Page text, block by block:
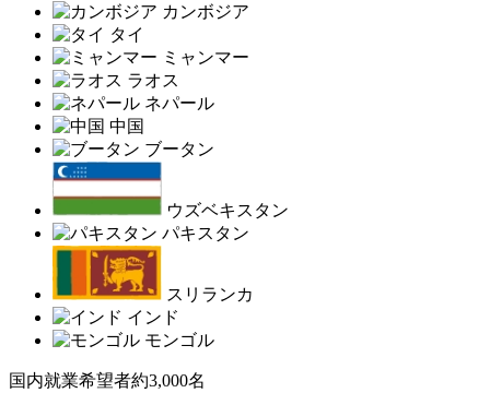
カンボジア
タイ
ミャンマー
ラオス
ネパール
中国
ブータン
ウズベキスタン
パキスタン
スリランカ
インド
モンゴル
国内就業希望者約3,000名